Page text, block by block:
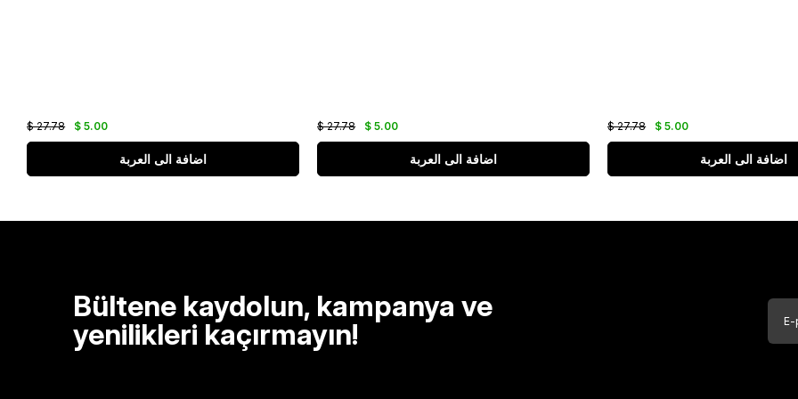
$ 5.00
$ 27.78
اضافة الى العربة
$ 5.00
$ 27.78
اضافة الى العربة
$ 5.00
$ 27.78
اضافة الى العربة
Bültene kaydolun, kampanya ve
yenilikleri kaçırmayın!